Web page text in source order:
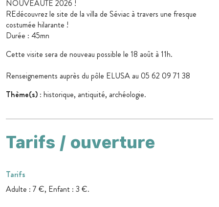
NOUVEAUTÉ 2026 !
REdécouvrez le site de la villa de Séviac à travers une fresque
costumée hilarante !
Durée : 45mn
Cette visite sera de nouveau possible le 18 août à 11h.
Renseignements auprès du pôle ELUSA au 05 62 09 71 38
Thème(s) : historique, antiquité, archéologie.
Tarifs / ouverture
Tarifs
Adulte : 7 €, Enfant : 3 €.